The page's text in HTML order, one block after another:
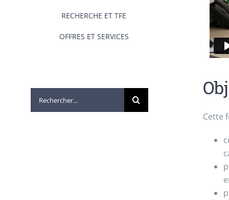
RECHERCHE ET TFE
OFFRES ET SERVICES
Cette